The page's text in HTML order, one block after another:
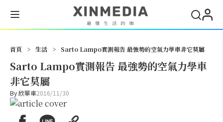
首頁 > 生活 > Sarto Lampo實測報告 最強勢的空氣力學車非它莫屬
Sarto Lampo實測報告 最強勢的空氣力學車
非它莫屬
By欣單車2016/11/30